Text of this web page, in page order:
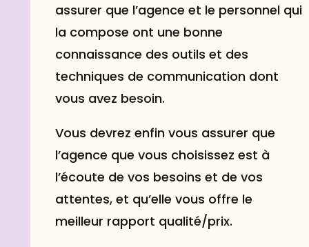
assurer que l’agence et le personnel qui
la compose ont une bonne
connaissance des outils et des
techniques de communication dont
vous avez besoin.
Vous devrez enfin vous assurer que
l’agence que vous choisissez est à
l’écoute de vos besoins et de vos
attentes, et qu’elle vous offre le
meilleur rapport qualité/prix.